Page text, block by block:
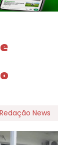
Redação News